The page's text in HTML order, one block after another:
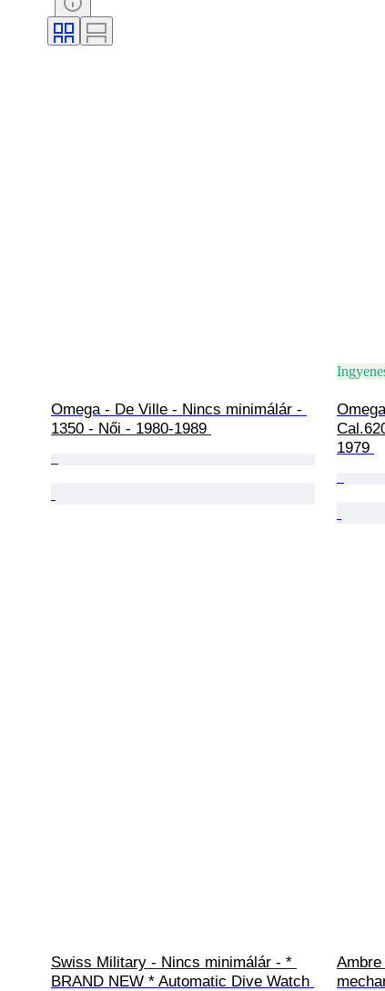
Omega - De Ville - Nincs minimálár -
1350 - Női - 1980-1989
1979
Swiss Military - Nincs minimálár - *
BRAND NEW * Automatic Dive Watch